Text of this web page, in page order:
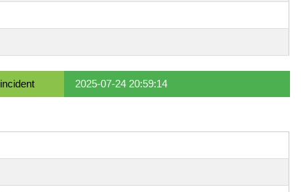
incident 2025-07-24 20:59:14